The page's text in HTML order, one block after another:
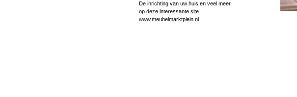
De inrichting van uw huis en veel meer
op deze interessante site.
www.meubelmarktplein.nl